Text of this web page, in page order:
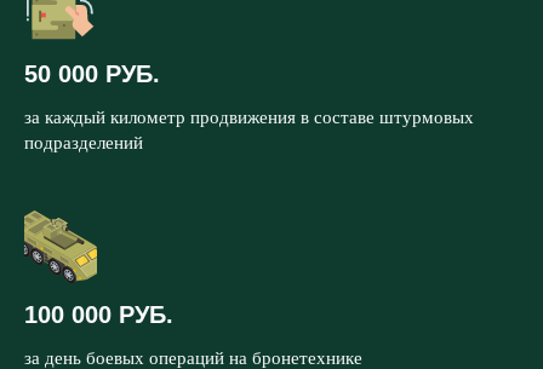
50 000 РУБ.
за каждый километр продвижения в составе штурмовых
подразделений
100 000 РУБ.
за день боевых операций на бронетехнике